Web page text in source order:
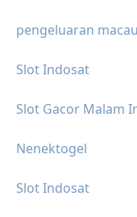
pengeluaran macau
Slot Indosat
Slot Gacor Malam
Nenektogel
Slot Indosat